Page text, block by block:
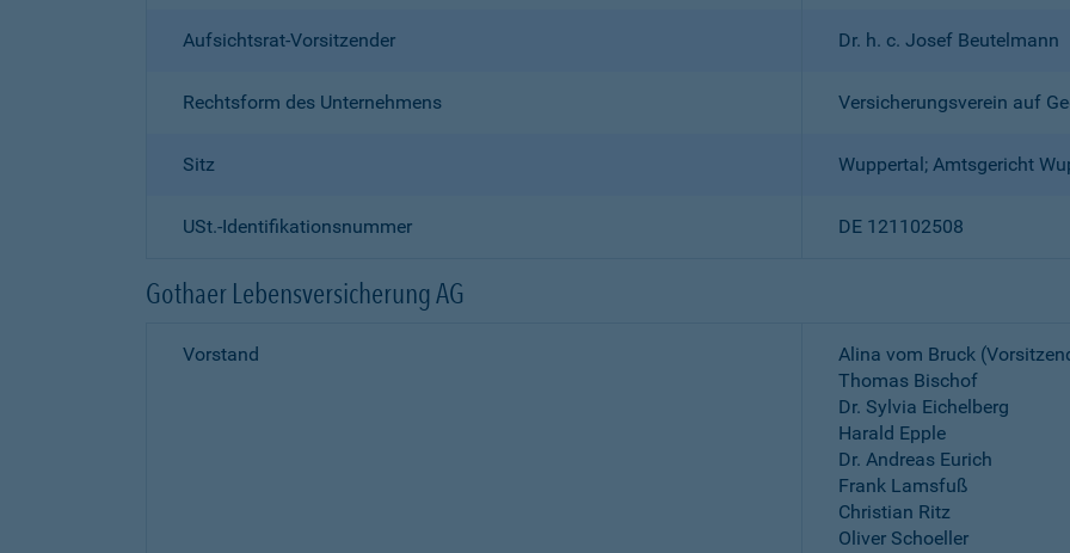
Aufsichtsrat-Vorsitzender Dr. h. c. Josef Beutelmann
Rechtsform des Unternehmens Versicherungsverein auf
Sitz Wuppertal; Amtsgericht
USt.-Identifikationsnummer DE 121102508
Gothaer Lebensversicherung AG
Vorstand
Alina vom Bruck
Thomas Bischof
Dr. Sylvia Eichelberg
Harald Epple
Dr. Andreas Eurich
Frank Lamsfuß
Christian Ritz
Oliver Schoeller